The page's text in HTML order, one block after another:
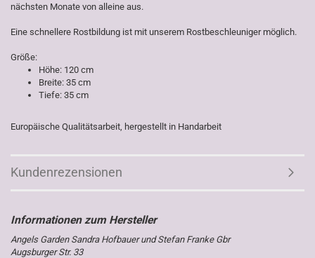
nächsten Monate von alleine aus.
Eine schnellere Rostbildung ist mit unserem Rostbeschleuniger möglich.
Größe:
Höhe: 120 cm
Breite: 35 cm
Tiefe: 35 cm
Europäische Qualitätsarbeit, hergestellt in Handarbeit
Kundenrezensionen
Angels Garden Sandra Hofbauer und Stefan Franke Gbr
Augsburger Str. 33